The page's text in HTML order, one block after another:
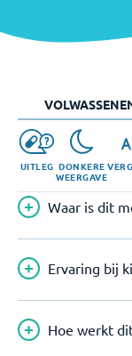
UITLEG DONKERE
WEERGAVE
Waar is dit
Ervaring bij
Hoe werkt